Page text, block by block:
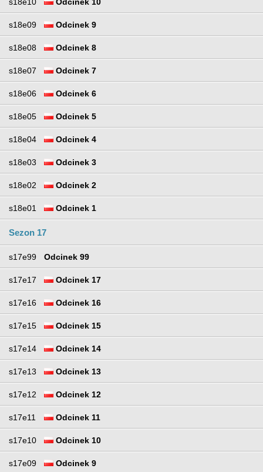
s18e09 Odcinek 9
s18e08 Odcinek 8
s18e07 Odcinek 7
s18e06 Odcinek 6
s18e05 Odcinek 5
s18e04 Odcinek 4
s18e03 Odcinek 3
s18e02 Odcinek 2
s18e01 Odcinek 1
Sezon 17
s17e99 Odcinek 99
s17e17 Odcinek 17
s17e16 Odcinek 16
s17e15 Odcinek 15
s17e14 Odcinek 14
s17e13 Odcinek 13
s17e12 Odcinek 12
s17e11 Odcinek 11
s17e10 Odcinek 10
s17e09 Odcinek 9